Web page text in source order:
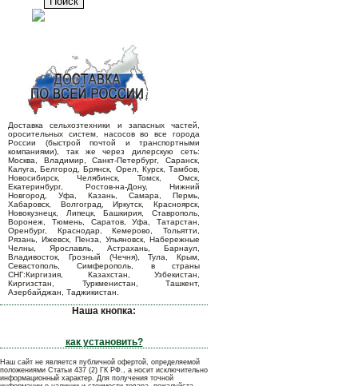
Доставка сельхозтехники и запасных частей,
оросительных систем, насосов во все города
России (быстрой почтой и транспортными
компаниями), так же через дилерскую сеть:
Москва, Владимир, Санкт-Петербург, Саранск,
Калуга, Белгород, Брянск, Орел, Курск, Тамбов,
Новосибирск, Челябинск, Томск, Омск,
Екатеринбург, Ростов-на-Дону, Нижний
Новгород, Уфа, Казань, Самара, Пермь,
Хабаровск, Волгоград, Иркутск, Красноярск,
Новокузнецк, Липецк, Башкирия, Ставрополь,
Воронеж, Тюмень, Саратов, Уфа, Татарстан,
Оренбург, Краснодар, Кемерово, Тольятти,
Рязань, Ижевск, Пенза, Ульяновск, Набережные
Челны, Ярославль, Астрахань, Барнаул,
Владивосток, Грозный (Чечня), Тула, Крым,
Севастополь, Симферополь, в страны
СНГ:Киргизия, Казахстан, Узбекистан,
Киргизстан, Туркменистан, Ташкент,
Азербайджан, Таджикистан.
Наша кнопка:
как установить?
Наш сайт не является публичной офертой, определяемой
положениями Статьи 437 (2) ГК РФ., а носит исключительно
информационный характер. Для получения точной